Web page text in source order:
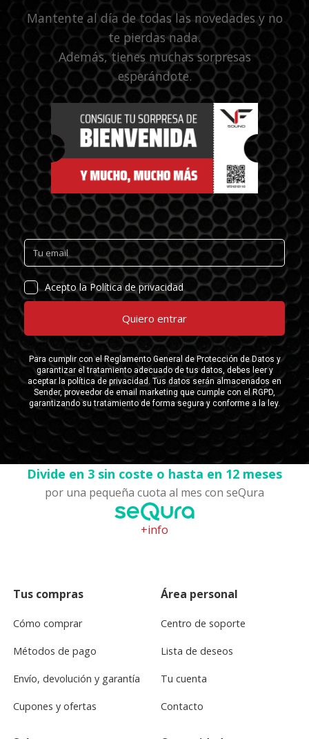
Mantente al día de todas las novedades y no
te pierdas nada.
Además, tienes muchas sorpresas
esperándote.
Divide en 3 sin coste o hasta en 12 meses
por una pequeña cuota al mes con seQura
+info
Tus compras
Cómo comprar
Métodos de pago
Envío, devolución y garantía
Cupones y ofertas
Área personal
Centro de soporte
Lista de deseos
Tu cuenta
Contacto